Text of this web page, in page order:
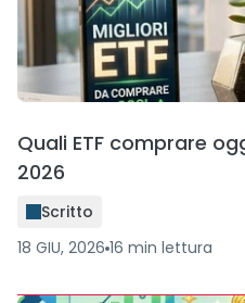
Quali ETF comprare
2026
Scritto
18 GIU, 2026 16 min lettura